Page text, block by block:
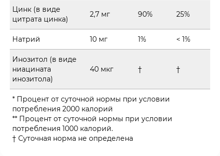
Цинк (в виде
цитрата цинка)
2,7 мг 90% 25%
Натрий 10 мг 1% < 1%
Инозитол (в виде
ниацината
инозитола)
40 мкг † †
* Процент от суточной нормы при условии
потребления 2000 калорий
** Процент от суточной нормы при условии
потребления 1000 калорий.
† Суточная норма не определена